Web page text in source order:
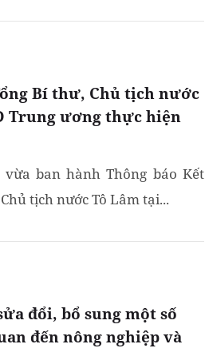
Bí thư, Chủ tịch nước
Trung ương thực hiện
ban hành Thông báo Kết
tịch nước Tô Lâm tại...
đổi, bổ sung một số
đến nông nghiệp và